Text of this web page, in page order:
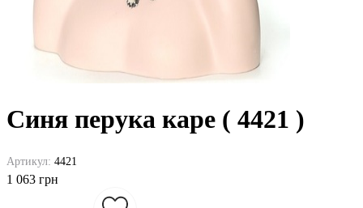
Синя перука каре ( 4421 )
Артикул: 4421
1 063 грн